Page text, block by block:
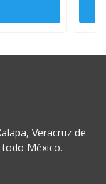
Veracruz de
todo México.